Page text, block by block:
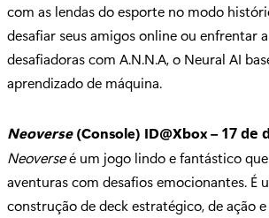
com as lendas do esporte no modo
desafiar seus amigos online ou enfrentar
desafiadoras com A.N.N.A, o Neural AI
aprendizado de máquina.
Neoverse(Console) ID@Xbox –17 de
Neoverseé um jogo lindo e fantástico
aventuras com desafios emocionantes. É
construção de deck estratégico, de ação